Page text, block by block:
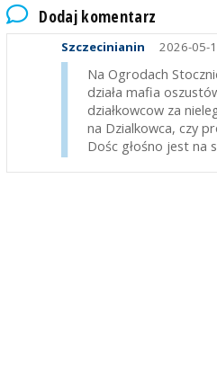
Dodaj komentarz
Szczecinianin 2026-05-
Na Ogrodach
działa mafia
działkowcow za
na Dzialkowca, czy
Dośc głośno jest na